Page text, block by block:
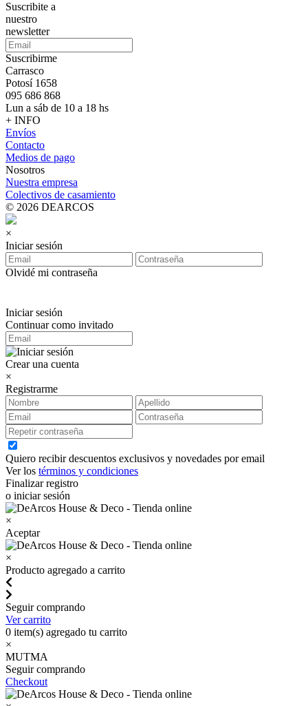
Suscribite a
nuestro
newsletter
Suscribirme
Carrasco
Potosí 1658
095 686 868
Lun a sáb de 10 a 18 hs
+ INFO
Envíos
Contacto
Medios de pago
Nosotros
Nuestra empresa
Colectivos de casamiento
© 2026 DEARCOS
×
Iniciar sesión
Olvidé mi contraseña
Iniciar sesión
Continuar como invitado
Crear una cuenta
×
Registrarme
Quiero recibir descuentos exclusivos y novedades por email
Ver los términos y condiciones
Finalizar registro
o iniciar sesión
×
Aceptar
×
Producto agregado a carrito
Seguir comprando
Ver carrito
0 item(s) agregado tu carrito
×
MUTMA
Seguir comprando
Checkout